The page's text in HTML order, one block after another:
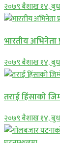
२०७९ बैशाख १४,
भारतीय अभिनेता
२०७९ बैशाख १४,
तराई हिंसाको
२०७९ बैशाख १४,